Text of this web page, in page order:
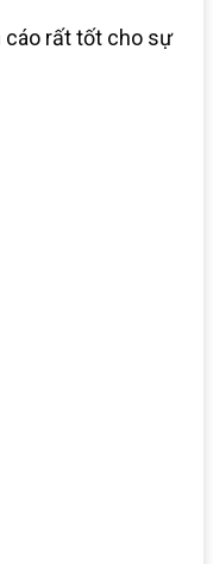
cáo rất tốt cho sự